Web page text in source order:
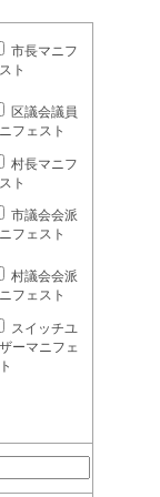
市長マニフ
ト
区議会議員
フェスト
村長マニフ
ト
市議会会派
フェスト
村議会会派
フェスト
スイッチユ
ーマニフェ